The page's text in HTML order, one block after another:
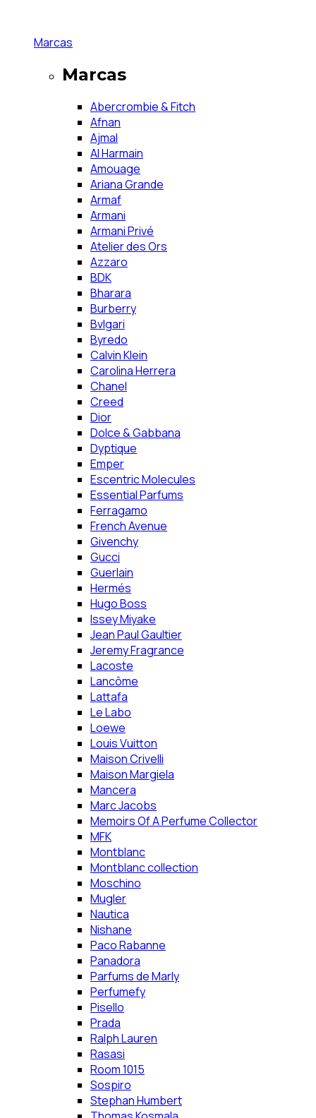
Marcas
Marcas
Abercrombie & Fitch
Afnan
Ajmal
Al Harmain
Amouage
Ariana Grande
Armaf
Armani
Armani Privé
Atelier des Ors
Azzaro
BDK
Bharara
Burberry
Bvlgari
Byredo
Calvin Klein
Carolina Herrera
Chanel
Creed
Dior
Dolce & Gabbana
Dyptique
Emper
Escentric Molecules
Essential Parfums
Ferragamo
French Avenue
Givenchy
Gucci
Guerlain
Hermés
Hugo Boss
Issey Miyake
Jean Paul Gaultier
Jeremy Fragrance
Lacoste
Lancôme
Lattafa
Le Labo
Loewe
Louis Vuitton
Maison Crivelli
Maison Margiela
Mancera
Marc Jacobs
Memoirs Of A Perfume Collector
MFK
Montblanc
Montblanc collection
Moschino
Mugler
Nautica
Nishane
Paco Rabanne
Panadora
Parfums de Marly
Perfumefy
Pisello
Prada
Ralph Lauren
Rasasi
Room 1015
Sospiro
Stephan Humbert